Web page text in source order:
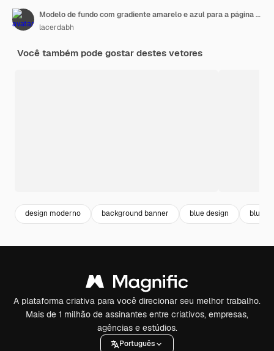
Modelo de fundo com gradiente amarelo e azul para a página de chegada
lacerdabh
Você também pode gostar destes vetores
design moderno background banner blue design blue
A plataforma criativa para você direcionar seu melhor trabalho.
Mais de 1 milhão de assinantes entre criativos, empresas,
agências e estúdios.
Português